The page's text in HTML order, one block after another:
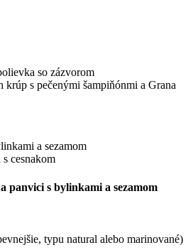
so zázvorom
krúp s pečenými šampiňónmi a Grana
a sezamom
cesnakom
panvici s bylinkami a sezamom
typu natural alebo marinované)